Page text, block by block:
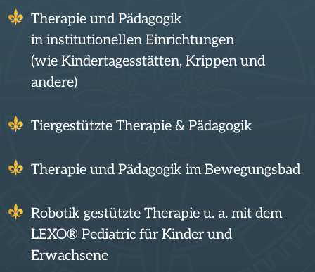
Therapie und Pädagogik
in institutionellen Einrichtungen
(wie Kindertagesstätten, Krippen und
andere)
Tiergestützte Therapie & Pädagogik
Therapie und Pädagogik im Bewegungsbad
Robotik gestützte Therapie u. a. mit dem
LEXO® Pediatric für Kinder und
Erwachsene